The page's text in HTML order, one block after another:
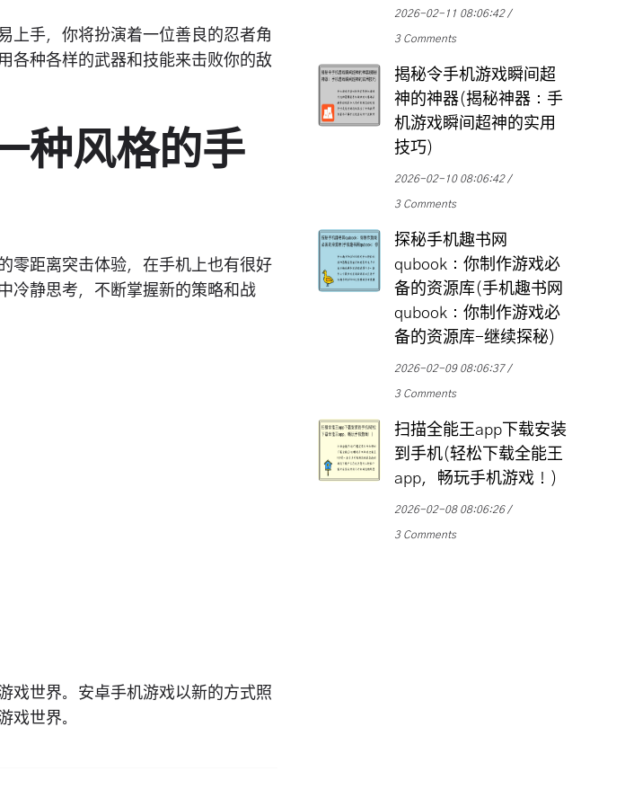
上手，你将扮演着一位善良的忍者角
各种各样的武器和技能来击败你的敌
种风格的手
零距离突击体验，在手机上也有很好
冷静思考，不断掌握新的策略和战
戏世界。安卓手机游戏以新的方式照
戏世界。
2026-02-11 08:06:42
3 Comments
揭秘令手机游戏瞬间超
神的神器(揭秘神器：手
机游戏瞬间超神的实用
技巧)
2026-02-10 08:06:42
3 Comments
探秘手机趣书网
qubook：你制作游戏必
备的资源库(手机趣书网
qubook：你制作游戏必
备的资源库-继续探秘)
2026-02-09 08:06:37
3 Comments
扫描全能王app下载安装
到手机(轻松下载全能王
app，畅玩手机游戏！)
2026-02-08 08:06:26
3 Comments